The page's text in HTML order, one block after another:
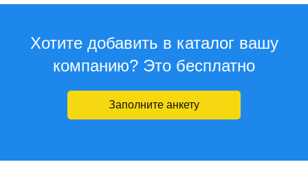
Хотите добавить в каталог вашу
компанию? Это бесплатно
Заполните анкету